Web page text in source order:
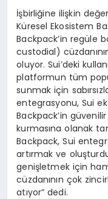
İşbirliğine ilişkin
Küresel Ekosistem
Backpack’in regüle
custodial)
oluyor. Sui’deki
platformun tüm
sunmak için
entegrasyonu, Sui
Backpack’in güvenilir
kurmasına olanak
Backpack, Sui
artırmak ve
genişletmek için
cüzdanının çok
atıyor” dedi.